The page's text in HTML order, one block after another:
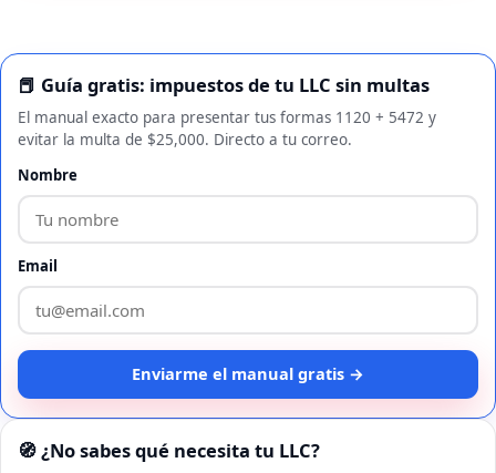
📕 Guía gratis: impuestos de tu LLC sin multas
El manual exacto para presentar tus formas 1120 + 5472 y
evitar la multa de $25,000. Directo a tu correo.
Nombre
Email
Enviarme el manual gratis →
🧭 ¿No sabes qué necesita tu LLC?